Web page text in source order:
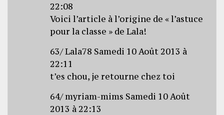
22:08
Voici l’article à l’origine de « l’astuce
pour la classe » de Lala!
63/ Lala78 Samedi 10 Août 2013 à
22:11
t’es chou, je retourne chez toi
64/ myriam-mims Samedi 10 Août
2013 à 22:13